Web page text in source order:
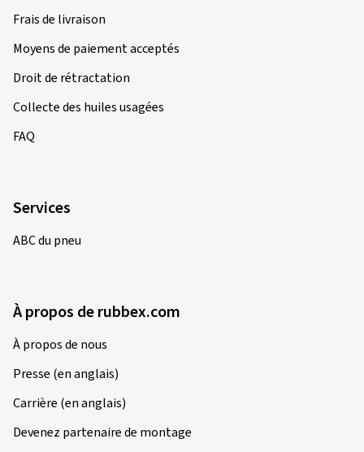
Frais de livraison
Moyens de paiement acceptés
Droit de rétractation
Collecte des huiles usagées
FAQ
Services
ABC du pneu
À propos de rubbex.com
À propos de nous
Presse (en anglais)
Carrière (en anglais)
Devenez partenaire de montage